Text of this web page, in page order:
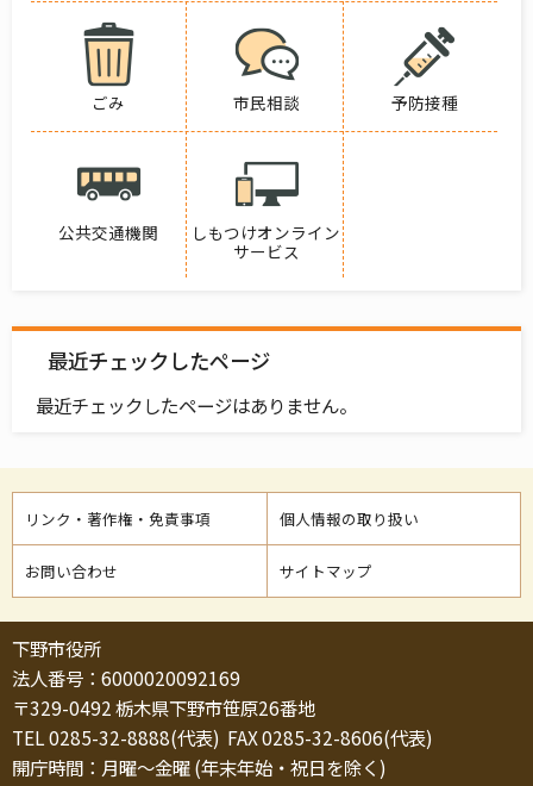
ごみ 市民相談 予防接種
公共交通機関
しもつけオンライン
サービス
最近チェックしたページ
最近チェックしたページはありません。
リンク・著作権・免責事項 個人情報の取り扱い
お問い合わせ サイトマップ
下野市役所
法人番号：6000020092169
〒329-0492 栃木県下野市笹原26番地
TEL 0285-32-8888(代表) FAX 0285-32-8606(代表)
開庁時間：月曜～金曜 (年末年始・祝日を除く)